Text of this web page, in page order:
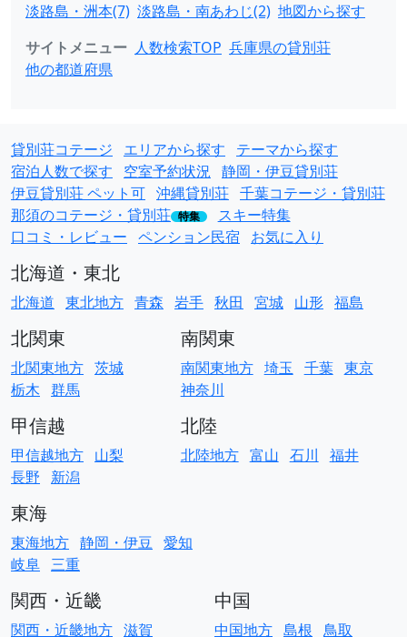
淡路島・洲本(7) 淡路島・南あわじ(2) 地図から探す
サイトメニュー 人数検索TOP 兵庫県の貸別荘
他の都道府県
貸別荘コテージ エリアから探す
テーマから探す
宿泊人数で探す
空室予約状況 静岡・伊豆貸別荘
伊豆貸別荘 ペット可 沖縄貸別荘 千葉コテージ・貸別荘
那須のコテージ・貸別荘 特集
スキー特集
口コミ・レビュー ペンション民宿 お気に入り
北海道・東北
北海道 東北地方 青森 岩手 秋田 宮城 山形 福島
北関東
北関東地方 茨城
栃木 群馬
南関東
南関東地方 埼玉 千葉 東京
神奈川
甲信越
甲信越地方 山梨
長野
新潟
北陸
北陸地方 富山 石川 福井
東海
東海地方 静岡・伊豆 愛知
岐阜 三重
関西・近畿
関西・近畿地方 滋賀
中国
中国地方 島根 鳥取